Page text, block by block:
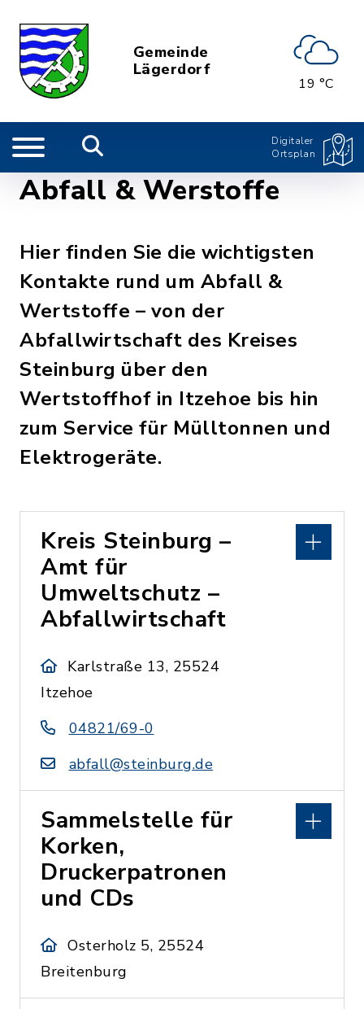
Gemeinde
Lägerdorf
19 °C
Digitaler
Ortsplan
Abfall & Werstoffe
Hier finden Sie die wichtigsten
Kontakte rund um Abfall &
Wertstoffe – von der
Abfallwirtschaft des Kreises
Steinburg über den
Wertstoffhof in Itzehoe bis hin
zum Service für Mülltonnen und
Elektrogeräte.
Kreis Steinburg –
Amt für
Umweltschutz –
Abfallwirtschaft
Karlstraße 13, 25524
Itzehoe
04821/69-0
abfall@steinburg.de
Sammelstelle für
Korken,
Druckerpatronen
und CDs
Osterholz 5, 25524
Breitenburg